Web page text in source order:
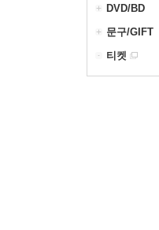
DVD/BD
문구/GIFT
티켓